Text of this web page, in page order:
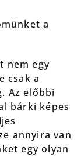
a
nem egy
csak a
Az előbbi
bárki képes
annyira van
egy olyan